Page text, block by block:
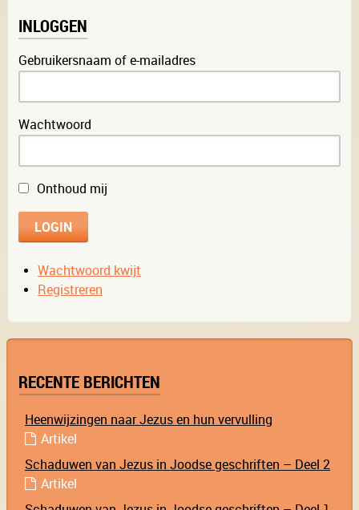
INLOGGEN
Gebruikersnaam of e-mailadres
Wachtwoord
Onthoud mij
Wachtwoord kwijt
Registreren
RECENTE BERICHTEN
Heenwijzingen naar Jezus en hun vervulling
Artikel
Schaduwen van Jezus in Joodse geschriften – Deel 2
Artikel